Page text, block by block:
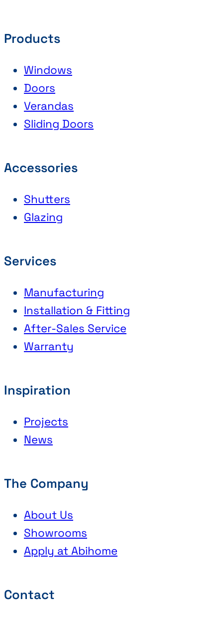
Products
Windows
Doors
Verandas
Sliding Doors
Accessories
Shutters
Glazing
Services
Manufacturing
Installation & Fitting
After-Sales Service
Warranty
Inspiration
Projects
News
The Company
About Us
Showrooms
Apply at Abihome
Contact